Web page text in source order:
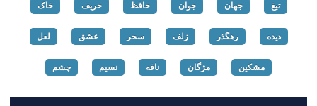
تیغ جهان جوان حافظ حریف خاک
دیده رهگذر زلف سحر عشق لعل
مشکین مژگان نافه نسیم چشم